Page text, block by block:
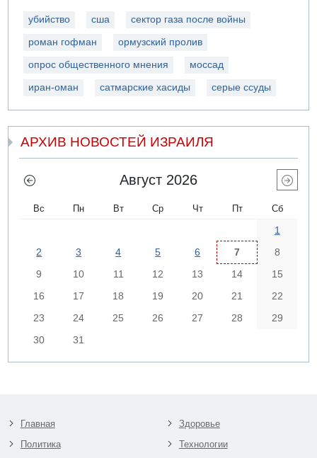
убийство сша сектор газа после войны
роман гофман ормузский пролив
опрос общественного мнения моссад
иран-оман сатмарские хасиды серые ссуды
АРХИВ НОВОСТЕЙ ИЗРАИЛЯ
Август 2026
Вс Пн Вт Ср Чт Пт Сб
1
2
3 4 5 6 7
8
9
10 11 12 13 14
15
16
17 18 19 20 21
22
23
24 25 26 27 28
29
30
31
Главная
Политика
Здоровье
Технологии